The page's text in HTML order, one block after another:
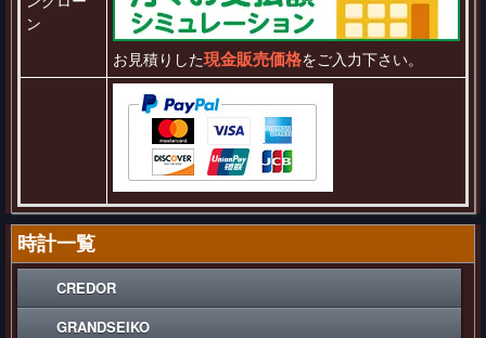
ン
お見積りした現金販売価格をご入力下さい。
時計一覧
CREDOR
GRANDSEIKO